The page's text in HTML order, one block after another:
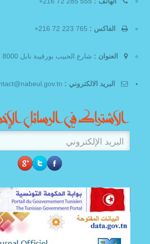
الفاكس :
العنوان : شارع الحبيب بورقيبة نابل 8000
البريد الالكتروني :